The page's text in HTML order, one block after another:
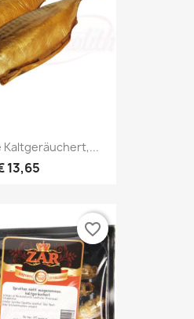
Kaltgeräuchert,...
13,65
favorite_border